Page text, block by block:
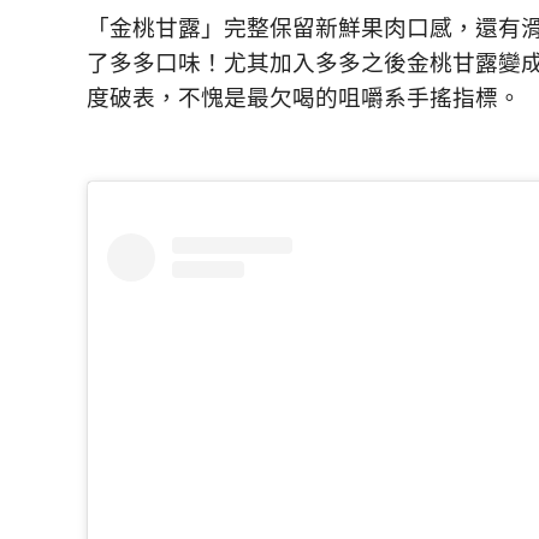
「金桃甘露」完整保留新鮮果肉口感，還
了多多口味！尤其加入多多之後金桃甘露變
度破表，不愧是最欠喝的咀嚼系手搖指標。